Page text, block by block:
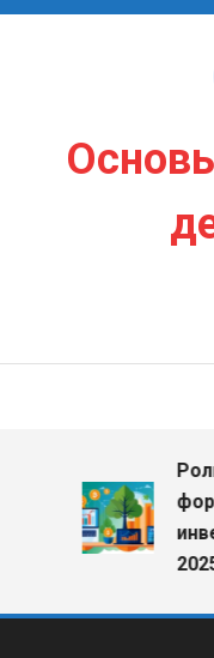
Перейти к содержимому
2025